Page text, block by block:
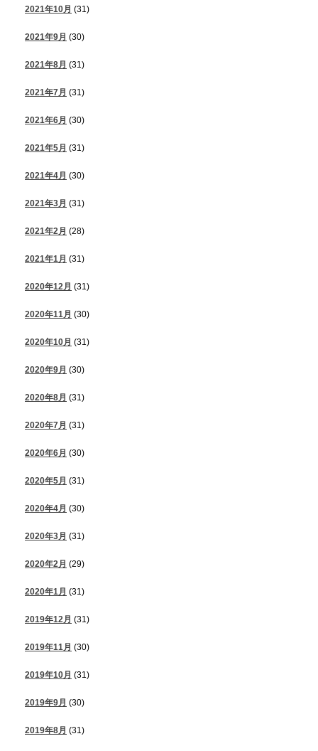
2021年10月 (31)
2021年9月 (30)
2021年8月 (31)
2021年7月 (31)
2021年6月 (30)
2021年5月 (31)
2021年4月 (30)
2021年3月 (31)
2021年2月 (28)
2021年1月 (31)
2020年12月 (31)
2020年11月 (30)
2020年10月 (31)
2020年9月 (30)
2020年8月 (31)
2020年7月 (31)
2020年6月 (30)
2020年5月 (31)
2020年4月 (30)
2020年3月 (31)
2020年2月 (29)
2020年1月 (31)
2019年12月 (31)
2019年11月 (30)
2019年10月 (31)
2019年9月 (30)
2019年8月 (31)